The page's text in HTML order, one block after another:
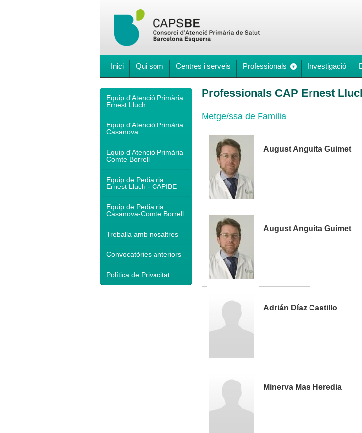
Inici Qui som Centres i serveis Professionals Investigació
Equip d'Atenció Primària
Ernest Lluch
Equip d'Atenció Primària
Casanova
Equip d'Atenció Primària
Comte Borrell
Equip de Pediatria
Ernest Lluch - CAPIBE
Equip de Pediatria
Casanova-Comte Borrell
Treballa amb nosaltres
Convocatòries anteriors
Política de Privacitat
Professionals CAP Ernest
Metge/ssa de Familia
August Anguita Guimet
August Anguita Guimet
Adrián Díaz Castillo
Minerva Mas Heredia